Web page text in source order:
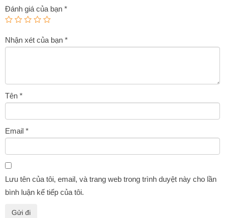
Đánh giá của bạn *
Nhận xét của bạn *
Tên *
Email *
Lưu tên của tôi, email, và trang web trong trình duyệt này cho lần
bình luận kế tiếp của tôi.